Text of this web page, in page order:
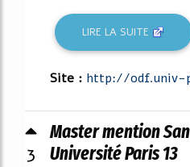
LIRE LA SUITE
Site : http://odf.univ-
3
Master mention
Université Paris 13